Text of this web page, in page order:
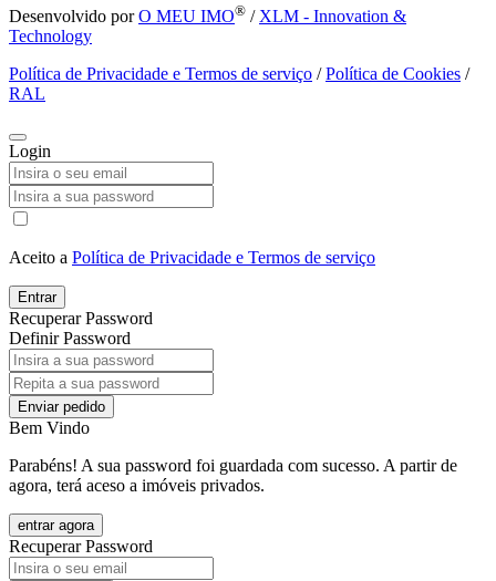
Desenvolvido porO MEU IMO® / XLM - Innovation &
Technology
Política de Privacidade e Termos de serviço /Política de Cookies /
RAL
Login
Aceito a Política de Privacidade e Termos de serviço
Entrar
Recuperar Password
Definir Password
Enviar pedido
Bem Vindo
Parabéns! A sua password foi guardada com sucesso. A partir de
agora, terá aceso a imóveis privados.
entrar agora
Recuperar Password